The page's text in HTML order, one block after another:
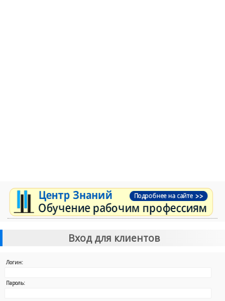
Вход для клиентов
Логин:
Пароль: